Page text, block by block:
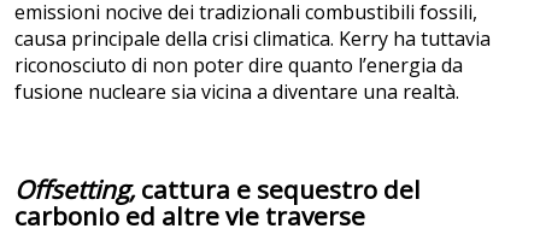
emissioni nocive dei tradizionali combustibili fossili,
causa principale della crisi climatica. Kerry ha tuttavia
riconosciuto di non poter dire quanto l’energia da
fusione nucleare sia vicina a diventare una realtà.
Offsetting,cattura e sequestro del
carbonio ed altre vie traverse